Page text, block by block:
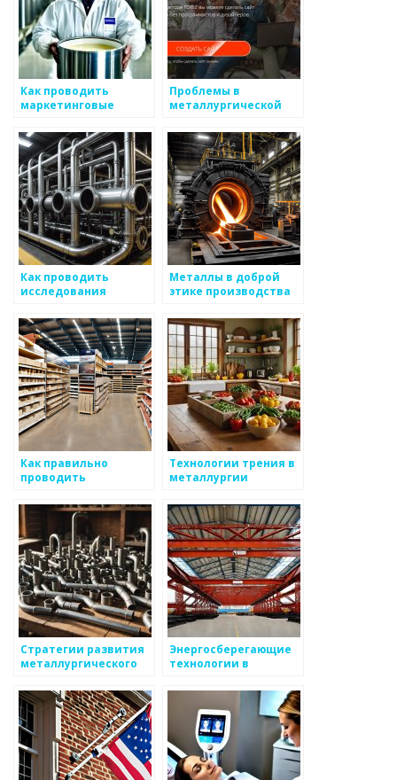
Как проводить
маркетинговые
металлургии
Проблемы в
металлургической
Как проводить
исследования
Металлы в доброй
этике производства
Как правильно
проводить
металлов
Технологии трения в
металлургии
Стратегии развития
металлургического
бюро
Энергосберегающие
технологии в